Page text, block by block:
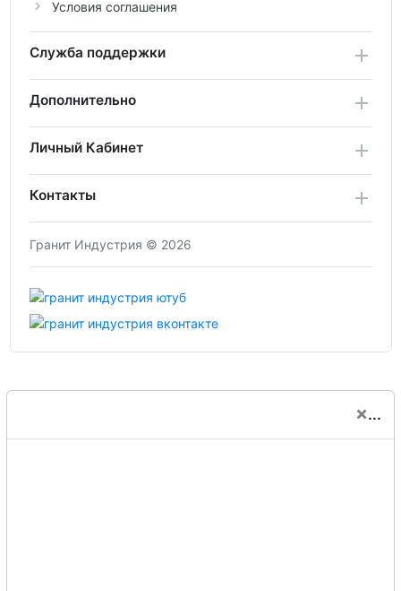
Условия соглашения
Служба поддержки
Дополнительно
Личный Кабинет
Контакты
Гранит Индустрия © 2026
×...